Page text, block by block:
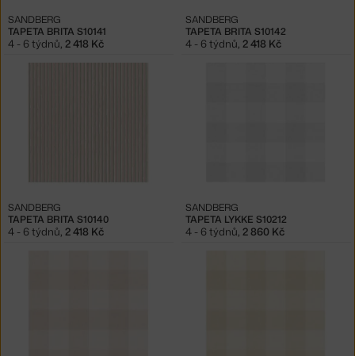
TAPETA BRITA S10141
SANDBERG
4 - 6 týdnů, 2 418 Kč
TAPETA BRITA S10142
SANDBERG
4 - 6 týdnů, 2 418 Kč
TAPETA BRITA S10140
SANDBERG
4 - 6 týdnů 2 418 Kč
TAPETA LYKKE S10212
SANDBERG
4 - 6 týdnů 2 860 Kč